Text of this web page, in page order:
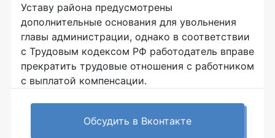
Уставу района предусмотрены
дополнительные основания для увольнения
главы администрации, однако в соответствии
с Трудовым кодексом РФ работодатель вправе
прекратить трудовые отношения с работником
с выплатой компенсации.
Обсудить в Вконтакте